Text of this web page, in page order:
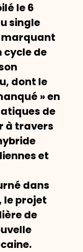
le 6
single
marquant
cycle de
dont le
» en
de
à travers
et
dans
le projet
de